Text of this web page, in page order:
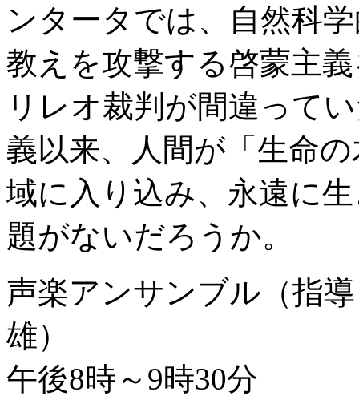
ンタータでは、自然科
教えを攻撃する啓蒙主
リレオ裁判が間違って
義以来、人間が「生命
域に入り込み、永遠に
題がないだろうか。
声楽アンサンブル（指
雄）
午後8時～9時30分